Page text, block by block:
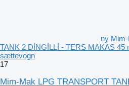
ny
TANK 2 DİNGİLLİ - TERS MAKAS 45
sættevogn
17
Mim-Mak LPG TRANSPORT